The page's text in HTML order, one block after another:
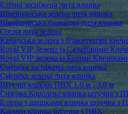
Елітна засніжена лита ялинка
Швейцарська зелена лита ялинка
Швейцарська блакитна лита ялинка
Сосна лита зелена
Канадська зелена з блакитними
Royal VIP Зелена із Салатовими
Royal VIP Зелена із Білими
Смерека засніжена лита ялинка
Смерека зелена лита ялинка
Штучні ялинки ПВХ 1.0 м - 3.0 м
Снігова Королева ялинка штучна з
Елітна з шишками ялинка штучна з
Кармен ялинка штучна з ПВХ